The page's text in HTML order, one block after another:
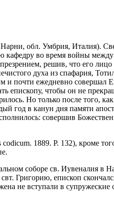
обл. Умбрия, Италия).
кафедру во время войны
решив, что его
духа из спафария,
почти ежедневно
епископу, чтобы он не
Но только после
год в канун дня памяти
совершив
1889. Р. 132), кроме
соборе св. Иувеналия в
Григорию, епископ
не вступали в